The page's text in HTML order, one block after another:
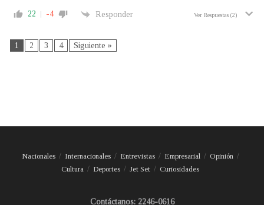
22 -4 Responder Ver Respuestas (2)
1 2 3 4 Siguiente »
Nacionales Internacionales Entrevistas Empresarial
Opinión
Cultura
Deportes Jet Set Curiosidades
Contáctanos: 2246-0616